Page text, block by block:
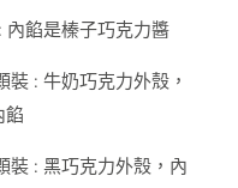
內餡是榛子巧克力醬
裝 : 牛奶巧克力外殼，
餡
裝 : 黑巧克力外殼，內